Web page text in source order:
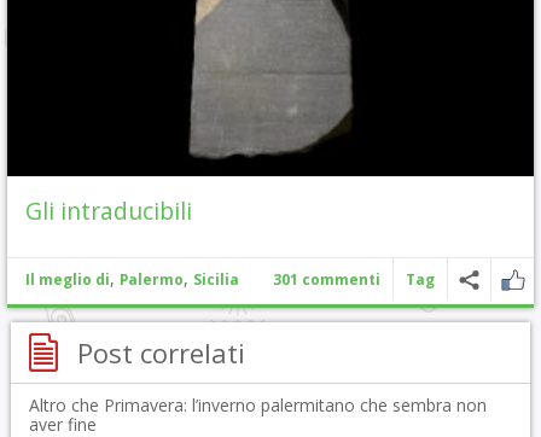
Gli intraducibili
Il meglio di, Palermo, Sicilia 301 commenti Tag
Post correlati
Altro che Primavera: l’inverno palermitano che sembra non
aver fine